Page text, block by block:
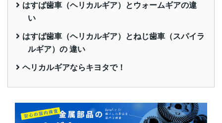
はすば歯車（ヘリカルギア）とウォームギアの違
い
はすば歯車（ヘリカルギア）とねじ歯車（スパイラ
ルギア）の 違い
ヘリカルギアならキヨタで！